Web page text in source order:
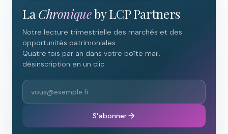
La Chroniqueby LCP Partners
Notre lecture trimestrielle des marchés et des
opportunités patrimoniales.
Quatre fois par an dans votre boîte mail,
désinscription en un clic.
S'abonner